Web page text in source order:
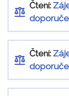
Čtení:
Čtení: